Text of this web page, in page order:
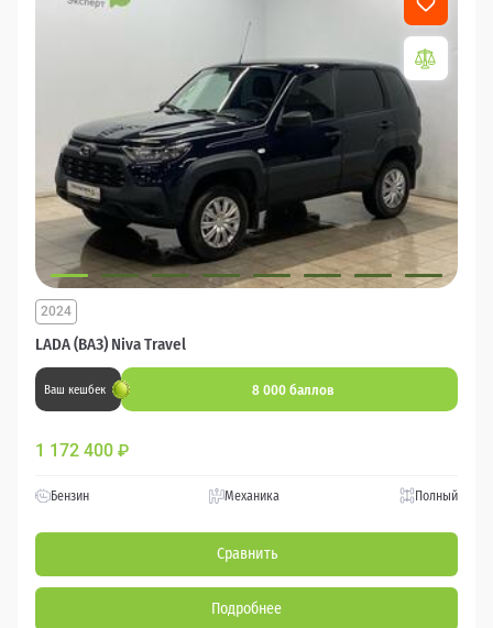
LADA (ВАЗ) Niva Travel
2024
Ваш кешбек 8 000 баллов
1 172 400 ₽
Бензин Механика Полный
Сравнить
Подробнее